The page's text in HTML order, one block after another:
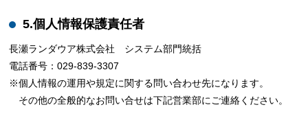
5.個人情報保護責任者
長瀬ランダウア株式会社 システム部門統括
電話番号：029-839-3307
※個人情報の運用や規定に関する問い合わせ先になります。
その他の全般的なお問い合せは下記営業部にご連絡ください。